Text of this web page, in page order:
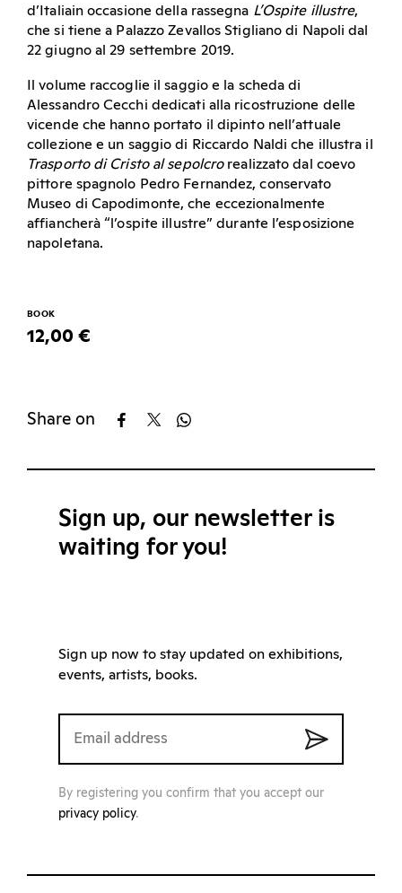
d’Italiain occasione della rassegna L’Ospite illustre,
che si tiene a Palazzo Zevallos Stigliano di Napoli dal
22 giugno al 29 settembre 2019.
Il volume raccoglie il saggio e la scheda di
Alessandro Cecchi dedicati alla ricostruzione delle
vicende che hanno portato il dipinto nell’attuale
collezione e un saggio di Riccardo Naldi che illustra il
Trasporto di Cristo al sepolcrorealizzato dal coevo
pittore spagnolo Pedro Fernandez, conservato
Museo di Capodimonte, che eccezionalmente
affiancherà “l’ospite illustre” durante l’esposizione
napoletana.
BOOK
12,00 €
Share on
Sign up, our newsletter is
waiting for you!
Sign up now to stay updated on exhibitions,
events, artists, books.
By registering you confirm that you accept our
privacy policy.